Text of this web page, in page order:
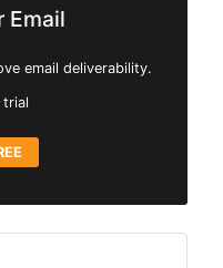
Email
email deliverability.
trial